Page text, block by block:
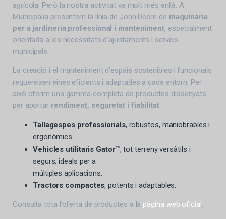
agrícola. Però la nostra activitat va molt més enllà. A
Municipalia presentem la línia de John Deere de maquinària
per a jardineria professional i manteniment, especialment
orientada a les necessitats d’ajuntaments i serveis
municipals.
La creació i el manteniment d’espais sostenibles i funcionals
requereixen eines eficients i adaptades a cada entorn. Per
això oferim una gamma completa de productes dissenyats
per aportar rendiment, seguretat i fiabilitat:
Tallagespes professionals, robustos, maniobrables i
ergonòmics.
Vehicles utilitaris Gator™, tot terreny versàtils i
segurs, ideals per a
múltiples aplicacions.
Tractors compactes, potents i adaptables.
Consulta tota l’oferta de productes a la pàgina web oficial.